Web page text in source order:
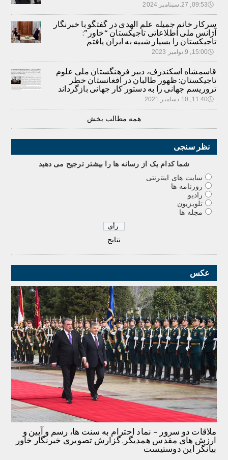
🕔09:53, 27.سپتامبر 2024
سرکار خانم جمیله علم الهدی در گفتگو با خبرنگار
آژانس ملی اطلاعاتی تاجیکستان “خاور”:
تاجیکستان را بسیار شبیه به ایران یافتم
🕔15:00, 9.نوامبر 2023
قاسمشاه اسکندرف، دبیر فرهنگستان ملی علوم
تاجیکستان: ظهور طالبان در افغانستان خطر
تروریسم جهانی را به دستور کار جهانی بازگرداند
🕔11:40, 10.دسامبر 2021
همه مطالب بخش
نظر سنجی
شما کدام يک از رسانه ها را بيشتر ترجيح می دهيد
سایت های اینترنتی
روزنامه ها
رادیو
تلویزیون
مجله ها
نتایج
عکس
ملاقات دو سرور – نماد احترام به سنت ها، رسم و آیین و
ارزش های مقدس همدیگر. گزارش تصویری خبرنگار خاور
بیانگر این دوستیست